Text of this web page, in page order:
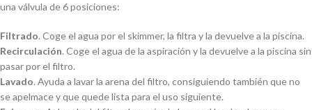
una válvula de 6 posiciones:
Filtrado. Coge el agua por el skimmer, la filtra y la devuelve a la piscina.
Recirculación. Coge el agua de la aspiración y la devuelve a la piscina sin
pasar por el filtro.
Lavado. Ayuda a lavar la arena del filtro, consiguiendo también que no
se apelmace y que quede lista para el uso siguiente.